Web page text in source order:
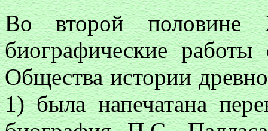
Во второй половине
биографические
Общества истории
1) была напечатана